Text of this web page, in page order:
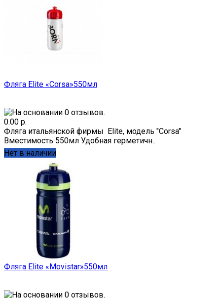
Фляга Elite «Corsa»550мл
0.00 р.
Фляга итальянской фирмы Elite, модель "Corsa"
Вместимость 550мл Удобная герметичн..
Нет в наличии
Фляга Elite «Movistar»550мл